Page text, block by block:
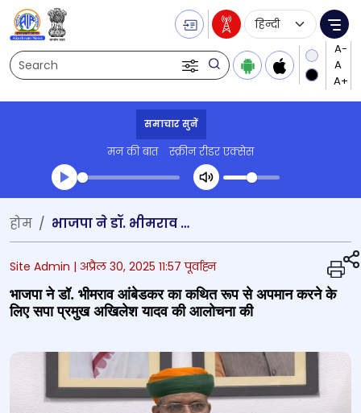
Search
Language
समाचार सुनें
मन की बात स्क्रीन रीडर एक्सेस
Transcript summary
होम भाजपा ने डॉ. भीमराव आंबेडकर का कथित रूप से अपमान करने के लिए सपा प्रमुख अखिलेश यादव की आलोचना की
Site Admin | अप्रैल 30, 2025 11:57 पूर्वाह्न
भाजपा ने डॉ. भीमराव आंबेडकर का कथित रूप से अपमान करने के
लिए सपा प्रमुख अखिलेश यादव की आलोचना की